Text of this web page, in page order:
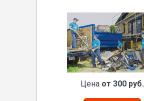
Цена от 300 руб.